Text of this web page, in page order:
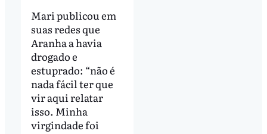
Mari publicou em
suas redes que
Aranha a havia
drogado e
estuprado: “não é
nada fácil ter que
vir aqui relatar
isso. Minha
virgindade foi